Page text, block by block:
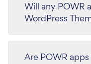
Will any POWR
WordPress
Are POWR